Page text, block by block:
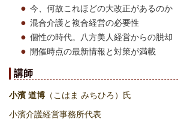
今、何故これほどの大改正があるのか
混合介護と複合経営の必要性
個性の時代。八方美人経営からの脱却
開催時点の最新情報と対策が満載
講師
小濱 道博 （こはま みちひろ）氏
小濱介護経営事務所代表